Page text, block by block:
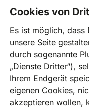
Cookies von
Es ist möglich,
unsere Seite
durch sogenannte
„Dienste Dritter“),
Ihrem Endgerät
eigenen Cookies,
akzeptieren wollen,